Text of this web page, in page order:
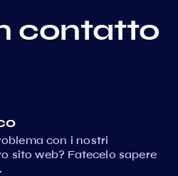
contatto
con i nostri
sito web? Fatecelo sapere